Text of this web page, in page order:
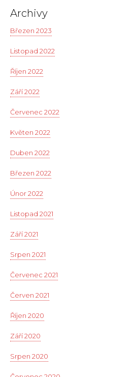
Archivy
Březen 2023
Listopad 2022
Říjen 2022
Září 2022
Červenec 2022
Květen 2022
Duben 2022
Březen 2022
Únor 2022
Listopad 2021
Září 2021
Srpen 2021
Červenec 2021
Červen 2021
Říjen 2020
Září 2020
Srpen 2020